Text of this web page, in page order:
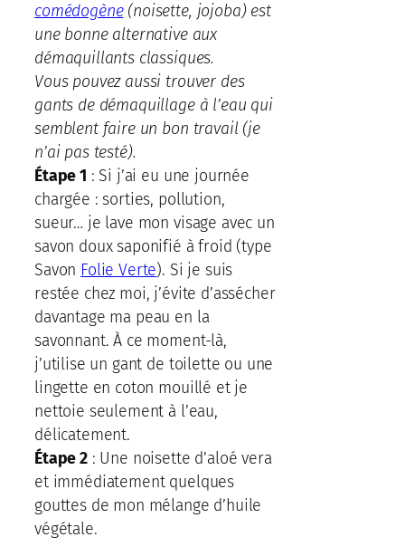
comédogène(noisette, jojoba) est
une bonne alternative aux
démaquillants classiques.
Vous pouvez aussi trouver des
gants de démaquillage à l’eau qui
semblent faire un bon travail (je
n’ai pas testé).
Étape 1 : Si j’ai eu une journée
chargée : sorties, pollution,
sueur… je lave mon visage avec un
savon doux saponifié à froid (type
Savon Folie Verte). Si je suis
restée chez moi, j’évite d’assécher
davantage ma peau en la
savonnant. À ce moment-là,
j’utilise un gant de toilette ou une
lingette en coton mouillé et je
nettoie seulement à l’eau,
délicatement.
Étape 2: Une noisette d’aloé vera
et immédiatement quelques
gouttes de mon mélange d’huile
végétale.